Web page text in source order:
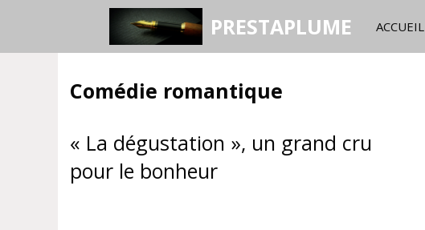
PRESTAPLUME ACCUEIL
Comédie romantique
« La dégustation », un grand cru
pour le bonheur